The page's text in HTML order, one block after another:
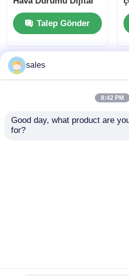
Baskı Dışarıda İş
Reklamı için İdeal
Seçim
Talep Gönder
sales
8:42 PM
Good day, what product are
for?